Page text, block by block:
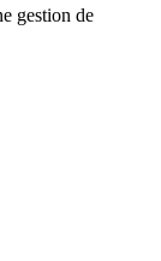
gestion de